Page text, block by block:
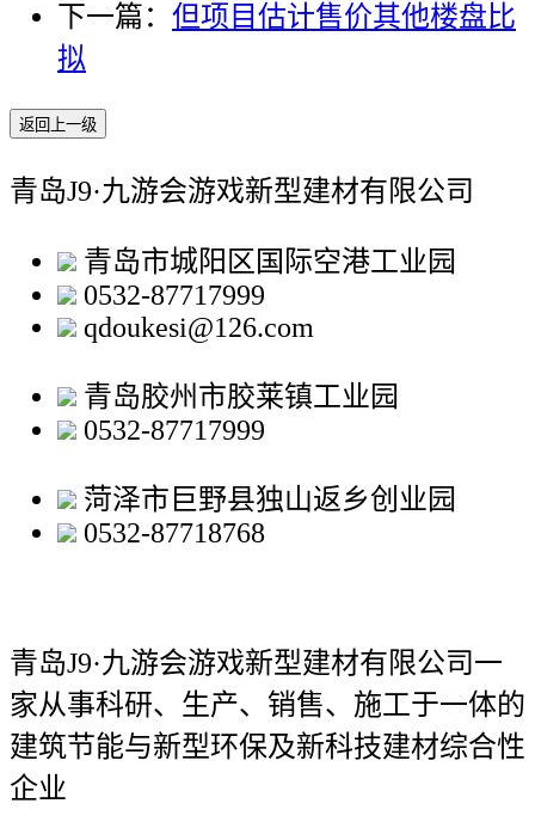
下一篇： 但项目估计售价其他楼盘比
拟
返回上一级
青岛J9·九游会游戏新型建材有限公司
青岛市城阳区国际空港工业园
0532-87717999
qdoukesi@126.com
青岛胶州市胶莱镇工业园
0532-87717999
菏泽市巨野县独山返乡创业园
0532-87718768
青岛J9·九游会游戏新型建材有限公司一
家从事科研、生产、销售、施工于一体的
建筑节能与新型环保及新科技建材综合性
企业